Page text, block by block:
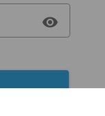
visibility